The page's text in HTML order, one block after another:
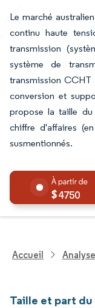
Le marché
continu haute
transmission
système de
transmission
conversion et
propose la taille
chiffre d'affaires
susmentionnés.
4750
Accueil
Taille et part du